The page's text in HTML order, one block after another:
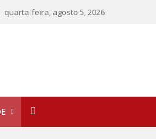
quarta-feira, agosto 5, 2026